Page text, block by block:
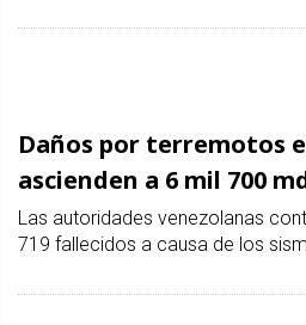
Daños por terremotos
ascienden a 6 mil 700
Las autoridades venezolanas
719 fallecidos a causa de los